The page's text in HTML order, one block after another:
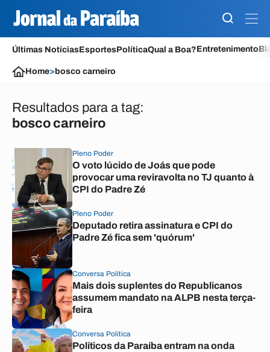
Últimas NotíciasEsportesPolíticaQual a Boa?Entretenimento
Home> bosco carneiro
Resultados para a tag:
bosco carneiro
Pleno Poder
O voto lúcido de Joás que pode
provocar uma reviravolta no TJ quanto à
CPI do Padre Zé
Pleno Poder
Deputado retira assinatura e CPI do
Padre Zé fica sem 'quórum'
Conversa Política
Mais dois suplentes do Republicanos
assumem mandato na ALPB nesta terça-
feira
Conversa Política
Políticos da Paraíba entram na onda